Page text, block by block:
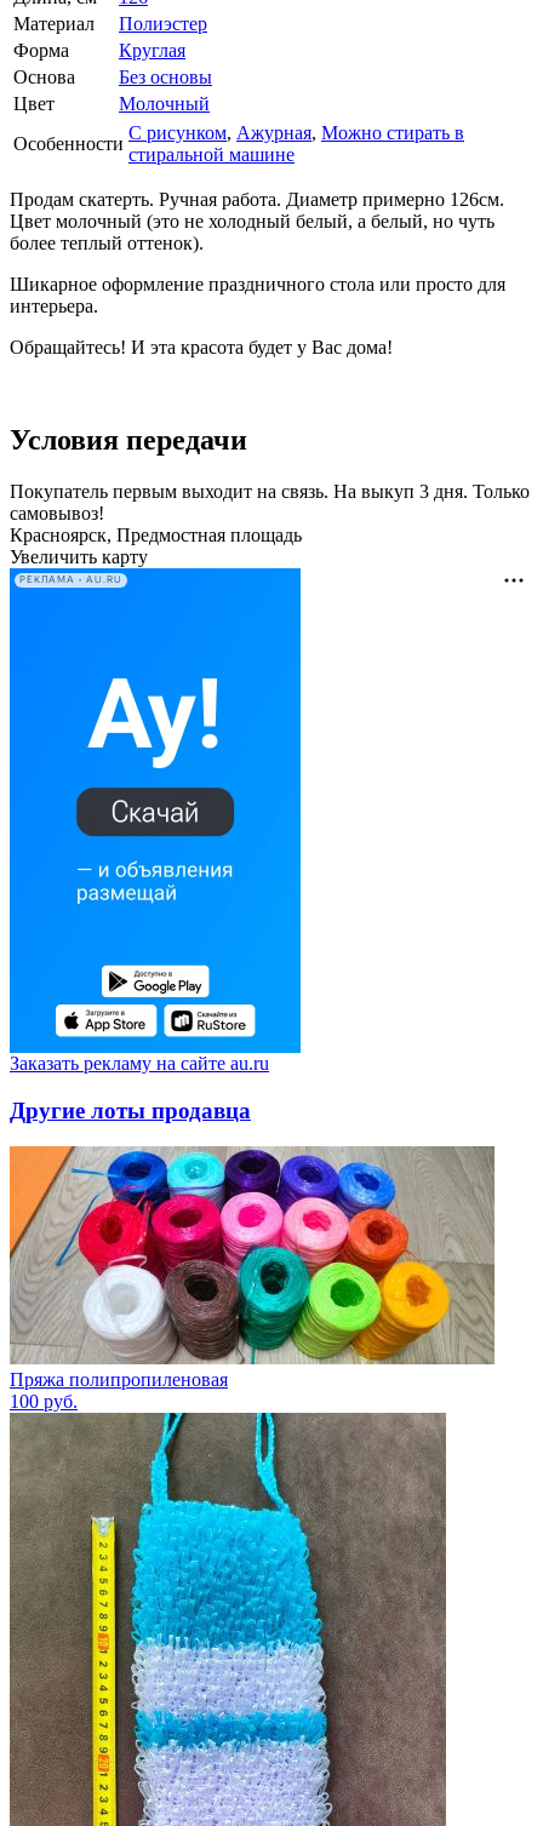
Материал
Полиэстер
Форма
Круглая
Основа
Без основы
Цвет
Молочный
Особенности
С рисунком, Ажурная, Можно стирать в
стиральной машине
Продам скатерть. Ручная работа. Диаметр примерно 126см.
Цвет молочный (это не холодный белый, а белый, но чуть
более теплый оттенок).
Шикарное оформление праздничного стола или просто для
интерьера.
Обращайтесь! И эта красота будет у Вас дома!
Условия передачи
Покупатель первым выходит на связь. На выкуп 3 дня. Только
самовывоз!
Красноярск, Предмостная площадь
Увеличить карту
РЕКЛАМА • AU.RU
Заказать рекламу на сайте au.ru
Другие лоты продавца
Пряжа полипропиленовая
100 руб.